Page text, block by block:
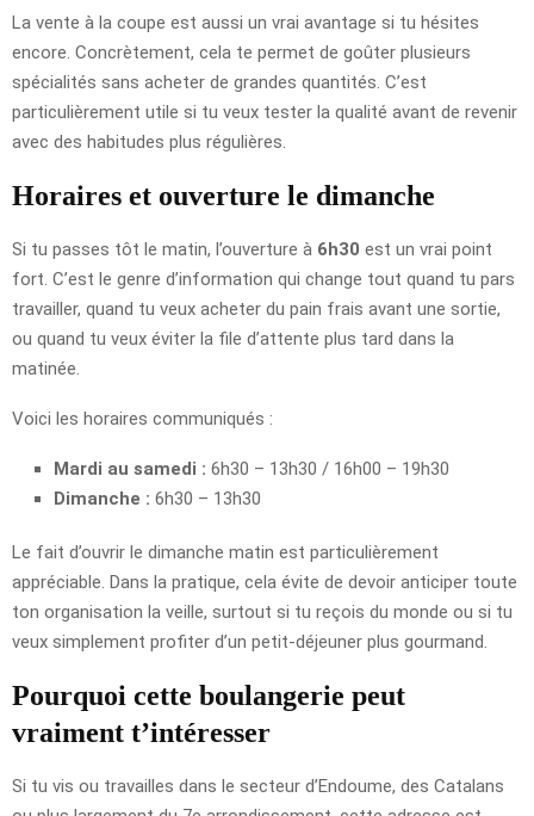
La vente à la coupe est aussi un vrai avantage si tu hésites
encore. Concrètement, cela te permet de goûter plusieurs
spécialités sans acheter de grandes quantités. C’est
particulièrement utile si tu veux tester la qualité avant de revenir
avec des habitudes plus régulières.
Horaires et ouverture le dimanche
Si tu passes tôt le matin, l’ouverture à 6h30 est un vrai point
fort. C’est le genre d’information qui change tout quand tu pars
travailler, quand tu veux acheter du pain frais avant une sortie,
ou quand tu veux éviter la file d’attente plus tard dans la
matinée.
Voici les horaires communiqués :
Mardi au samedi : 6h30 – 13h30 / 16h00 – 19h30
Dimanche : 6h30 – 13h30
Le fait d’ouvrir le dimanche matin est particulièrement
appréciable. Dans la pratique, cela évite de devoir anticiper toute
ton organisation la veille, surtout si tu reçois du monde ou si tu
veux simplement profiter d’un petit-déjeuner plus gourmand.
Pourquoi cette boulangerie peut
vraiment t’intéresser
Si tu vis ou travailles dans le secteur d’Endoume, des Catalans